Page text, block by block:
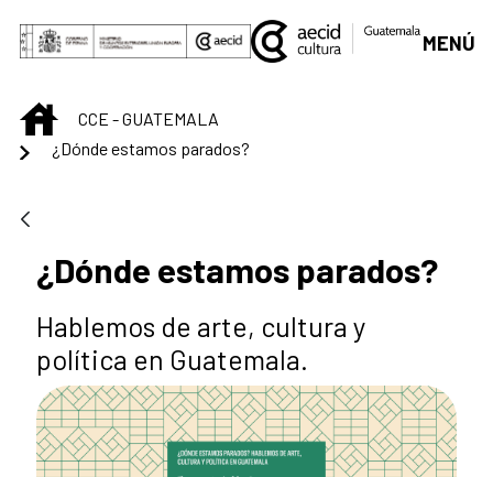
Saltar al contenido principal
MENÚ
INICIOCCE - GUATEMALA
¿Dónde estamos parados?
¿Dónde estamos parados?
Hablemos de arte, cultura y
política en Guatemala.